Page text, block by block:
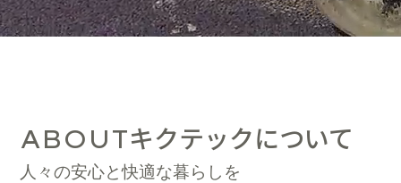
ABOUTキクテックについて
人々の安心と快適な暮らしを